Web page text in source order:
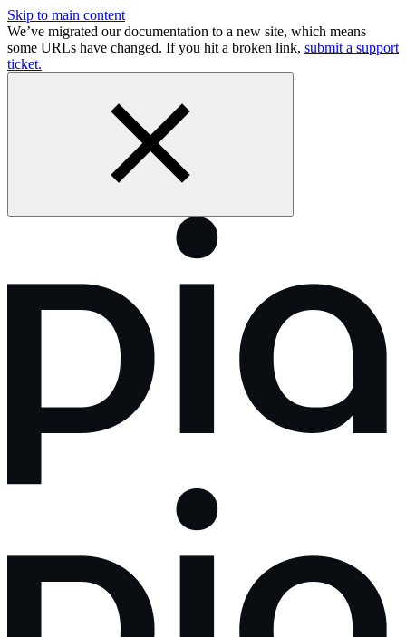
Skip to main content
We’ve migrated our documentation to a new site, which means
some URLs have changed. If you hit a broken link, submit a support
ticket.